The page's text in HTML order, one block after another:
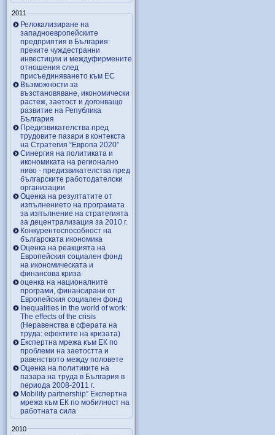
2011
Релокализиране на
западноевропейските
предприятия в България:
преките чуждестранни
инвестиции и междуфирмените
отношения след
присъединяването към ЕС
Възможности за
възстановяване, икономически
растеж, заетост и догонващо
развитие на Република
България
Предизвикателства пред
трудовите пазари в контекста
на Стратегия “Европа 2020”
Синергия на политиката и
икономиката на регионално
ниво - предизвикателства пред
българските работодателски
организации
Оценка на резултатите от
изпълнението на програмата
за изпълнение на стратегията
за децентрализация за 2010 г.
Конкурентоспособност на
българската икономика
Оценка на реакцията на
Европейския социален фонд
на икономическата и
финансова криза
оценка на националните
програми, финансирани от
Европейския социален фонд
Inequalities in the world of work:
The effects of the crisis
(Неравенства в сферата на
труда: ефектите на кризата)
Експертна мрежа към ЕК по
проблеми на заетостта и
равенството между половете
Оценка на политиките на
пазара на труда в България в
периода 2008-2011 г.
Mobility partnership” Експертна
мрежа към ЕК по мобилност на
работната сила
2010